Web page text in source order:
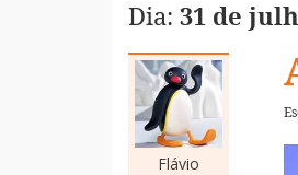
Dia: 31 de
Flávio